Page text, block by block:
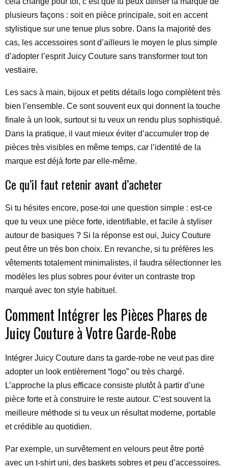
plusieurs façons : soit en pièce principale, soit en accent
stylistique sur une tenue plus sobre. Dans la majorité des
cas, les accessoires sont d’ailleurs le moyen le plus simple
d’adopter l’esprit Juicy Couture sans transformer tout ton
vestiaire.
Les sacs à main, bijoux et petits détails logo complètent très
bien l’ensemble. Ce sont souvent eux qui donnent la touche
finale à un look, surtout si tu veux un rendu plus sophistiqué.
Dans la pratique, il vaut mieux éviter d’accumuler trop de
pièces très visibles en même temps, car l’identité de la
marque est déjà forte par elle-même.
Ce qu’il faut retenir avant d’acheter
Si tu hésites encore, pose-toi une question simple : est-ce
que tu veux une pièce forte, identifiable, et facile à styliser
autour de basiques ? Si la réponse est oui, Juicy Couture
peut être un très bon choix. En revanche, si tu préfères les
vêtements totalement minimalistes, il faudra sélectionner les
modèles les plus sobres pour éviter un contraste trop
marqué avec ton style habituel.
Comment Intégrer les Pièces Phares de
Juicy Couture à Votre Garde-Robe
Intégrer Juicy Couture dans ta garde-robe ne veut pas dire
adopter un look entièrement “logo” ou très chargé.
L’approche la plus efficace consiste plutôt à partir d’une
pièce forte et à construire le reste autour. C’est souvent la
meilleure méthode si tu veux un résultat moderne, portable
et crédible au quotidien.
Par exemple, un survêtement en velours peut être porté
avec un t-shirt uni, des baskets sobres et peu d’accessoires.